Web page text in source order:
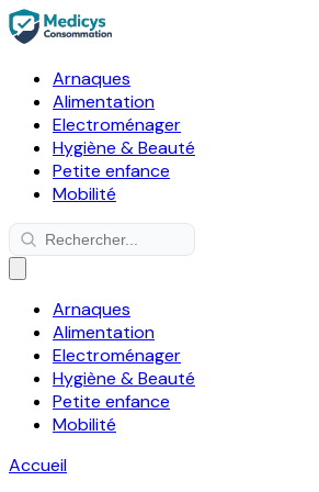
Arnaques
Alimentation
Electroménager
Hygiène & Beauté
Petite enfance
Mobilité
Arnaques
Alimentation
Electroménager
Hygiène & Beauté
Petite enfance
Mobilité
Accueil